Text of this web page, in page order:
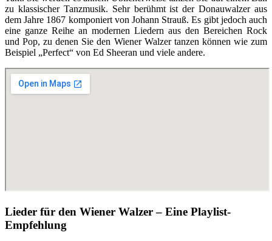
zu klassischer Tanzmusik. Sehr berühmt ist der Donauwalzer aus
dem Jahre 1867 komponiert von Johann Strauß. Es gibt jedoch auch
eine ganze Reihe an modernen Liedern aus den Bereichen Rock
und Pop, zu denen Sie den Wiener Walzer tanzen können wie zum
Beispiel „Perfect“ von Ed Sheeran und viele andere.
Lieder für den Wiener Walzer – Eine Playlist-
Empfehlung